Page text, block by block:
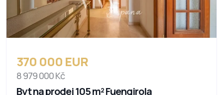
370 000 EUR
8 979 000 Kč
Byt na prodej 105 m² Fuengirola